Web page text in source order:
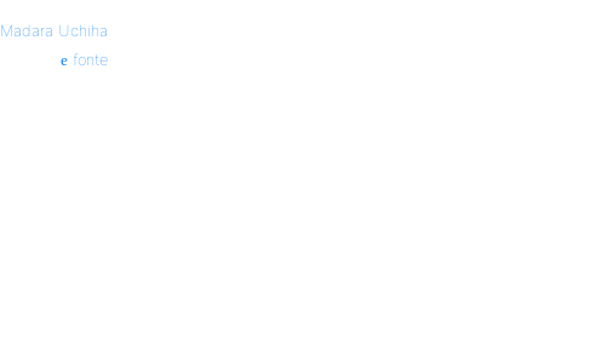
Madara Uchiha
fonte